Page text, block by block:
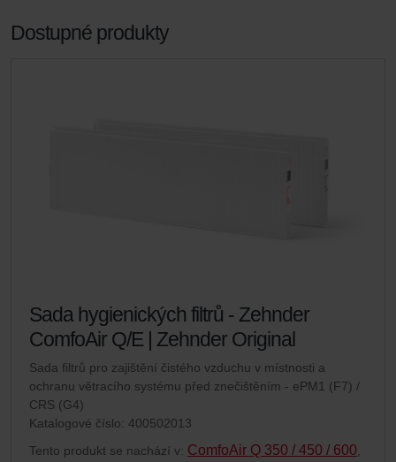
Dostupné produkty
Sada hygienických filtrů - Zehnder
ComfoAir Q/E | Zehnder Original
Sada filtrů pro zajištění čistého vzduchu v místnosti a
ochranu větracího systému před znečištěním - ePM1 (F7) /
CRS (G4)
Katalogové číslo: 400502013
Tento produkt se nachází v: ComfoAir Q 350 / 450 / 600